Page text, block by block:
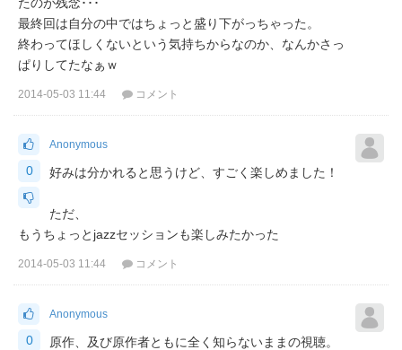
最終回は自分の中ではちょっと盛り下がっちゃった。
終わってほしくないという気持ちからなのか、なんかさっ
ぱりしてたなぁｗ
2014-05-03 11:44 コメント
0
Anonymous
好みは分かれると思うけど、すごく楽しめました！
ただ、
もうちょっとjazzセッションも楽しみたかった
2014-05-03 11:44 コメント
0
Anonymous
原作、及び原作者ともに全く知らないままの視聴。